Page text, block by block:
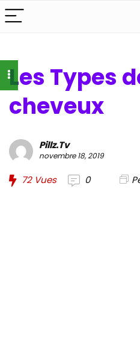
Les Types
cheveux
Pillz.Tv
novembre 18, 2019
72Vues 0